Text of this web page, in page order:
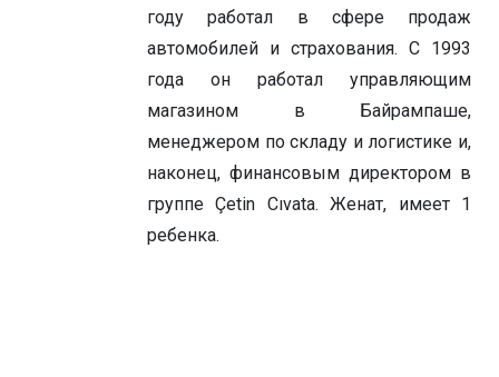
году работал в сфере продаж
автомобилей и страхования. С 1993
года он работал управляющим
магазином в Байрампаше,
менеджером по складу и логистике и,
наконец, финансовым директором в
группе Çetin Cıvata. Женат, имеет 1
ребенка.